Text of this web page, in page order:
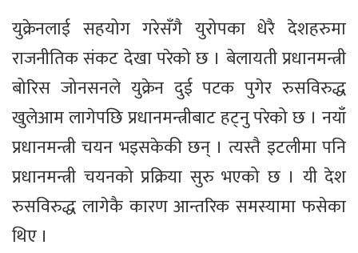
युक्रेनलाई सहयोग गरेसँगै युरोपका धेर‍ै देशहरुमा
राजनीतिक संकट देखा परेको छ । बेलायती प्रधानमन्त्री
बोरिस जोनसनले युक्रेन दुई पटक पुगेर रुसविरुद्ध
खुलेआम लागेपछि प्रधानमन्त्रीबाट हट्नु परेको छ । नयाँ
प्रधानमन्त्री चयन भइसकेकी छन् । त्यस्तै इटलीमा पनि
प्रधानमन्त्री चयनको प्रक्रिया सुरु भएको छ । यी देश
रुसविरुद्ध लागेकै कारण आन्तरिक समस्यामा फसेका
थिए ।